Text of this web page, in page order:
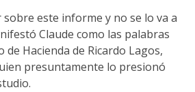
sobre este informe y no se lo va a
Claude como las palabras
Hacienda de Ricardo Lagos,
presuntamente lo presionó